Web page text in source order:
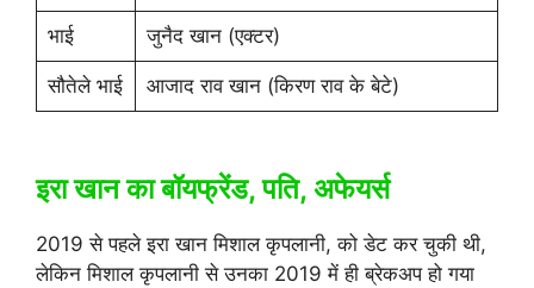
भाई जुनैद खान (एक्टर)
सौतेले भाई आजाद राव खान (किरण राव के बेटे)
इरा खान का बॉयफ्रेंड, पति, अफेयर्स
2019 से पहले इरा खान मिशाल कृपलानी, को डेट कर चुकी थी,
लेकिन मिशाल कृपलानी से उनका 2019 में ही ब्रेकअप हो गया